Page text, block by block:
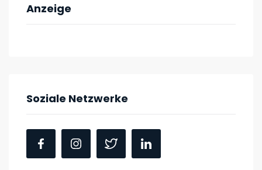
Anzeige
Soziale Netzwerke